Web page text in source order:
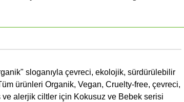
sloganıyla çevreci, ekolojik, sürdürülebilir
ürünleri Organik, Vegan, Cruelty-free, çevreci,
ve alerjik ciltler için Kokusuz ve Bebek serisi